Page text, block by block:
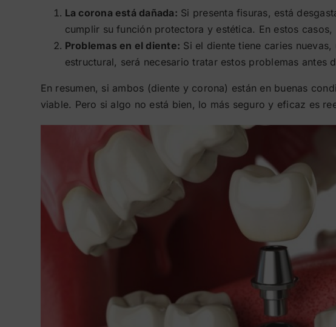
La corona está dañada: Si presenta fisuras, está
cumplir su función protectora y estética. En estos
Problemas en el diente: Si el diente tiene caries
estructural, será necesario tratar estos problemas antes
En resumen, si ambos (diente y corona) están en buenas
viable. Pero si algo no está bien, lo más seguro y eficaz es